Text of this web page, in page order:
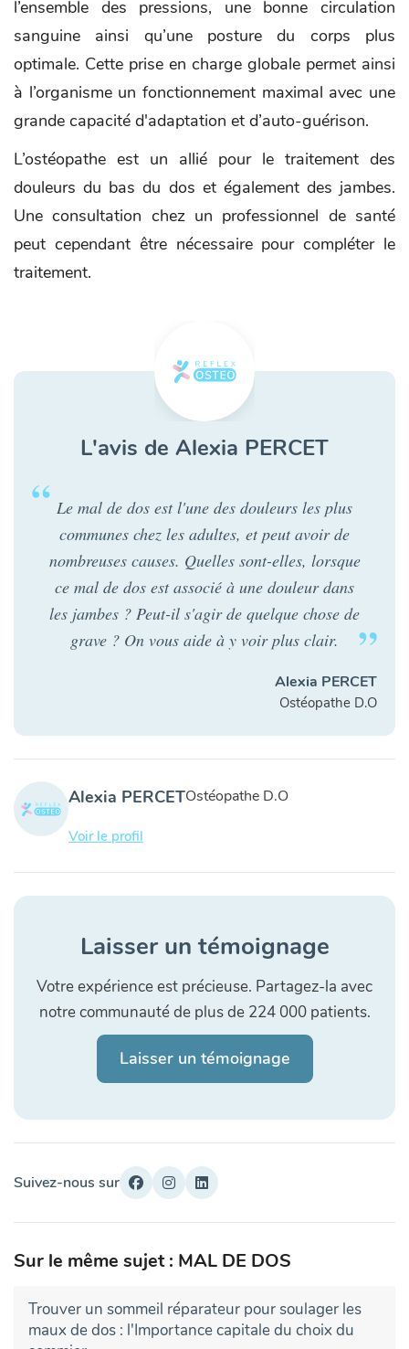
l’ensemble des pressions, une bonne circulation
sanguine ainsi qu’une posture du corps plus
optimale. Cette prise en charge globale permet ainsi
à l’organisme un fonctionnement maximal avec une
grande capacité d'adaptation et d’auto-guérison.
L’ostéopathe est un allié pour le traitement des
douleurs du bas du dos et également des jambes.
Une consultation chez un professionnel de santé
peut cependant être nécessaire pour compléter le
traitement.
L'avis de Alexia PERCET
Le mal de dos est l'une des douleurs les plus
communes chez les adultes, et peut avoir de
nombreuses causes. Quelles sont-elles, lorsque
ce mal de dos est associé à une douleur dans
les jambes ? Peut-il s'agir de quelque chose de
grave ? On vous aide à y voir plus clair.
Alexia PERCET
Ostéopathe D.O
Alexia PERCETOstéopathe D.O
Voir le profil
Laisser un témoignage
Votre expérience est précieuse. Partagez-la avec
notre communauté de plus de 224 000 patients.
Laisser un témoignage
Suivez-nous sur
Sur le même sujet : MAL DE DOS
Trouver un sommeil réparateur pour soulager les
maux de dos : l'Importance capitale du choix du